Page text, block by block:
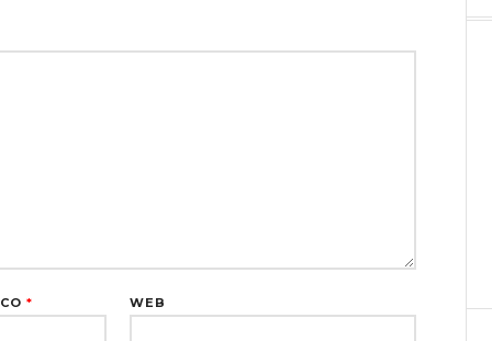
* WEB